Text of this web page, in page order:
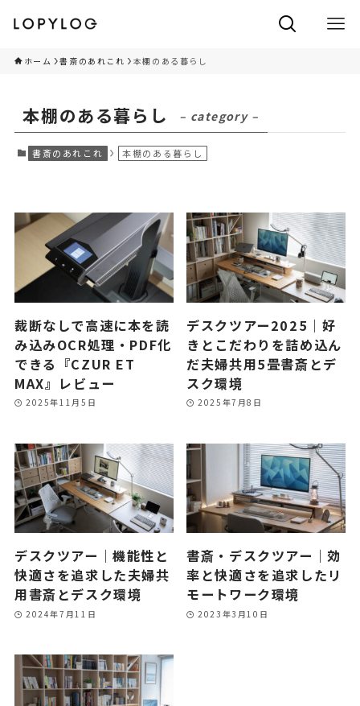
ホーム 書斎のあれこれ 本棚のある暮らし
本棚のある暮らし – category –
書斎のあれこれ 本棚のある暮らし
裁断なしで高速に本を読
み込みOCR処理・PDF化
できる『CZUR ET
MAX』レビュー
2025年11月5日
デスクツアー2025｜好
きとこだわりを詰め込ん
だ夫婦共用5畳書斎とデ
スク環境
2025年7月8日
デスクツアー｜機能性と
快適さを追求した夫婦共
用書斎とデスク環境
2024年7月11日
書斎・デスクツアー｜効
率と快適さを追求したリ
モートワーク環境
2023年3月10日